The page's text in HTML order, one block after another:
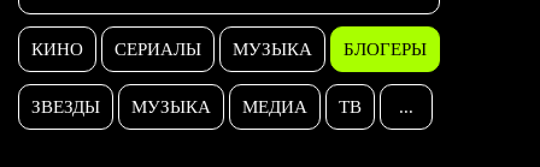
КИНО СЕРИАЛЫ МУЗЫКА БЛОГЕРЫ
ЗВЕЗДЫ МУЗЫКА МЕДИА ТВ ...